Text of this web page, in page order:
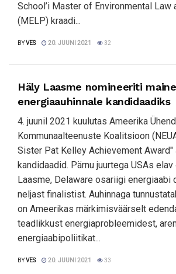
School’i Master of Environmental Law
(MELP) kraadi...
BYVES 20. JUUNI 2021 32
Häly Laasme nomineeriti
energiaauhinnale kandidaadiks
4. juunil 2021 kuulutas Ameerika
Kommunaalteenuste Koalitsioon
Sister Pat Kelley Achievement Award"
kandidaadid. Pärnu juurtega USAs
Laasme, Delaware osariigi energiaabi
neljast finalistist. Auhinnaga
on Ameerikas märkimisväärselt
teadlikkust energiaprobleemidest,
energiaabipoliitikat...
BYVES 20. JUUNI 2021 33